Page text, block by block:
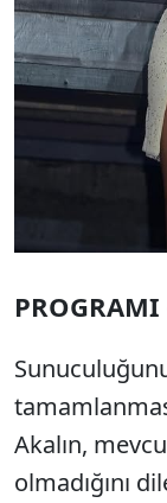
Akalın,
olmadığını